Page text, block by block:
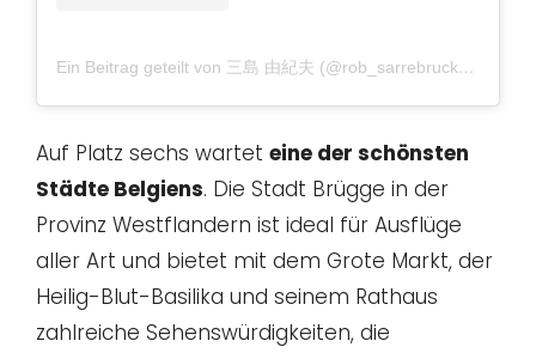
Ein Beitrag geteilt von 三島 由紀夫 (@rob_sarrebruck)am
Auf Platz sechs wartet eine der schönsten
Städte Belgiens. Die Stadt Brügge in der
Provinz Westflandern ist ideal für Ausflüge
aller Art und bietet mit dem Grote Markt, der
Heilig-Blut-Basilika und seinem Rathaus
zahlreiche Sehenswürdigkeiten, die